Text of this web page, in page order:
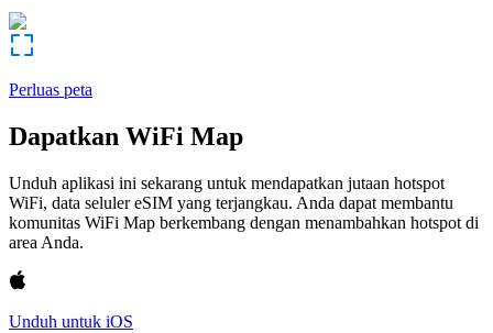
Perluas peta
Dapatkan WiFi Map
Unduh aplikasi ini sekarang untuk mendapatkan jutaan hotspot
WiFi, data seluler eSIM yang terjangkau. Anda dapat membantu
komunitas WiFi Map berkembang dengan menambahkan hotspot di
area Anda.
Unduh untuk iOS